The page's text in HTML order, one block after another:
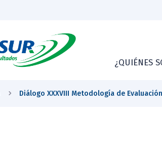
¿QUIÉNES
Diálogo XXXVIII Metodología de